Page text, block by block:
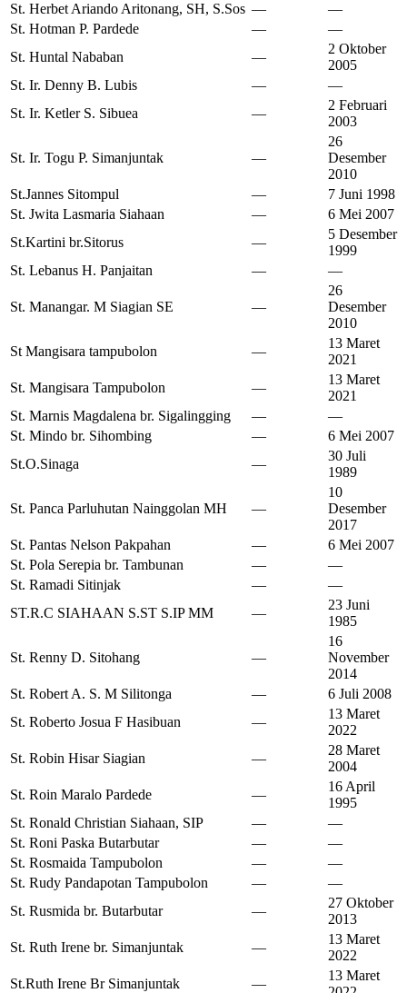
St. Herbet Ariando Aritonang, SH, S.Sos —
—
St. Hotman P. Pardede
—
—
St. Huntal Nababan
—
2 Oktober
2005
St. Ir. Denny B. Lubis
—
—
St. Ir. Ketler S. Sibuea
—
2 Februari
2003
St. Ir. Togu P. Simanjuntak —
26
Desember
2010
St.Jannes Sitompul
—
7 Juni 1998
St. Jwita Lasmaria Siahaan
—
6 Mei 2007
St.Kartini br.Sitorus
—
5 Desember
1999
St. Lebanus H. Panjaitan
— —
St. Manangar. M Siagian SE —
26
Desember
2010
St Mangisara tampubolon
—
13 Maret
2021
St. Mangisara Tampubolon
—
13 Maret
2021
St. Marnis Magdalena br. Sigalingging
—
—
St. Mindo br. Sihombing
—
6 Mei 2007
St.O.Sinaga
—
30 Juli
1989
St. Panca Parluhutan Nainggolan MH —
10
Desember
2017
St. Pantas Nelson Pakpahan
—
6 Mei 2007
St. Pola Serepia br. Tambunan
—
—
St. Ramadi Sitinjak
—
—
ST.R.C SIAHAAN S.ST S.IP MM
—
23 Juni
1985
St. Renny D. Sitohang —
16
November
2014
St. Robert A. S. M Silitonga
—
6 Juli 2008
St. Roberto Josua F Hasibuan
—
13 Maret
2022
St. Robin Hisar Siagian
—
28 Maret
2004
St. Roin Maralo Pardede
—
16 April
1995
St. Ronald Christian Siahaan, SIP
—
—
St. Roni Paska Butarbutar
—
—
St. Rosmaida Tampubolon
—
—
St. Rudy Pandapotan Tampubolon
—
—
St. Rusmida br. Butarbutar
—
27 Oktober
2013
St. Ruth Irene br. Simanjuntak
—
13 Maret
2022
St.Ruth Irene Br Simanjuntak
—
13 Maret